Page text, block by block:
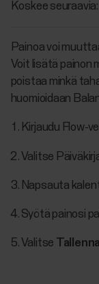
Koskee seuraavia:
Painoa voi
Voit lisätä painon
poistaa minkä
huomioidaan
Kirjaudu Flow-
Valitse
Napsauta
Syötä painosi
Valitse Tallenna